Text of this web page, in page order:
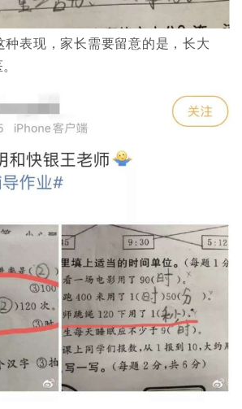
种表现，家长需要留意的是，长大